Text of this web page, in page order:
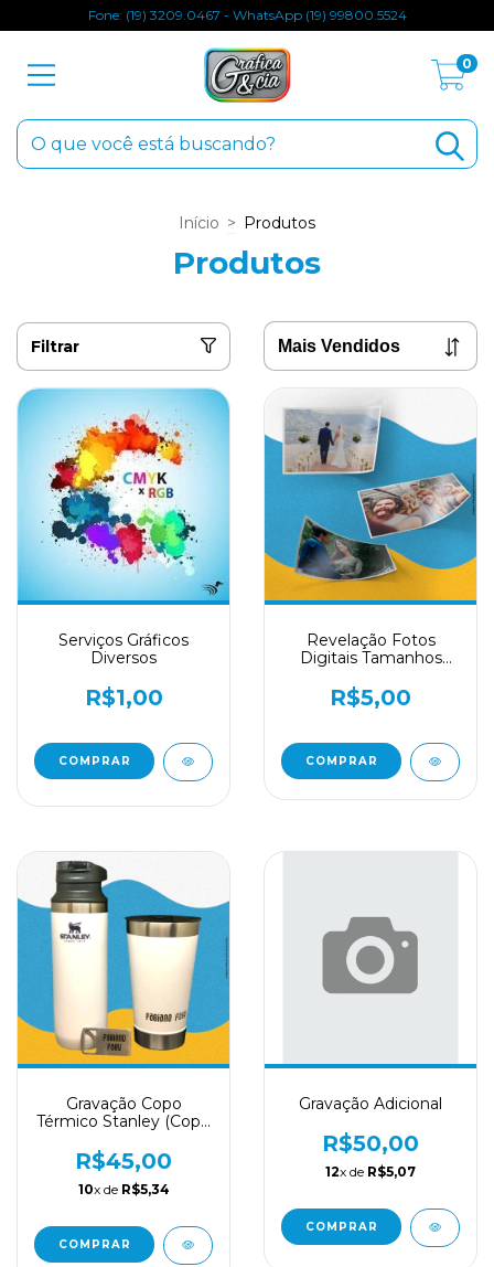
Fone: (19) 3209.0467 - WhatsApp (19) 99800.5524
0
Início > Produtos
Produtos
Filtrar
Serviços Gráficos
Diversos
R$1,00
Revelação Fotos
Digitais Tamanhos
R$5,00
COMPRAR
Gravação Copo
Térmico Stanley (Copo
R$45,00
10x de R$5,34
Gravação Adicional
R$50,00
12x de R$5,07